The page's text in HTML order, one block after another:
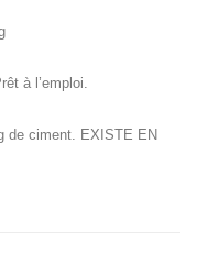
à l’emploi.
de ciment. EXISTE EN